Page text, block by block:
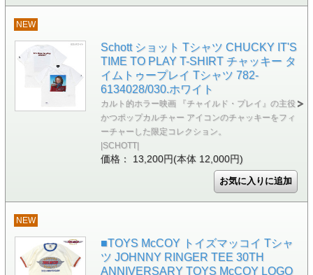
NEW
Schott ショット Tシャツ CHUCKY IT'S
TIME TO PLAY T-SHIRT チャッキー タ
イムトゥープレイ Tシャツ 782-
6134028/030.ホワイト
カルト的ホラー映画 『チャイルド・プレイ』の主役
かつポップカルチャー アイコンのチャッキーをフィ
ーチャーした限定コレクション。
|SCHOTT|
価格： 13,200円(本体 12,000円)
NEW
■TOYS McCOY トイズマッコイ Tシャ
ツ JOHNNY RINGER TEE 30TH
ANNIVERSARY TOYS McCOY LOGO